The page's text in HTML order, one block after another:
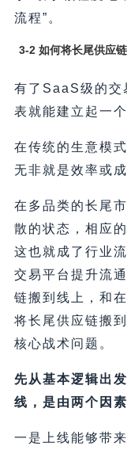
流程”。
3-2 如何将长尾供应
有了SaaS级的交
表就能建立起一
在传统的生意模
无非就是效率或
在多品类的长尾
散的状态，相应
这也就成了行业
交易平台提升流
链搬到线上，和
将长尾供应链搬
核心战术问题。
先从基本逻辑出
线，是由两个因素
一是上线能够带